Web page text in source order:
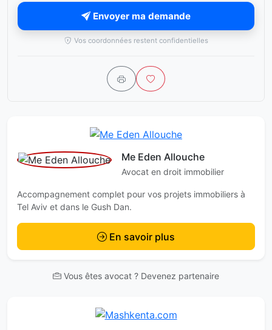
Envoyer ma demande
Vos coordonnées restent confidentielles
Me Eden Allouche
Avocat en droit immobilier
Accompagnement complet pour vos projets immobiliers à
Tel Aviv et dans le Gush Dan.
En savoir plus
Vous êtes avocat ? Devenez partenaire